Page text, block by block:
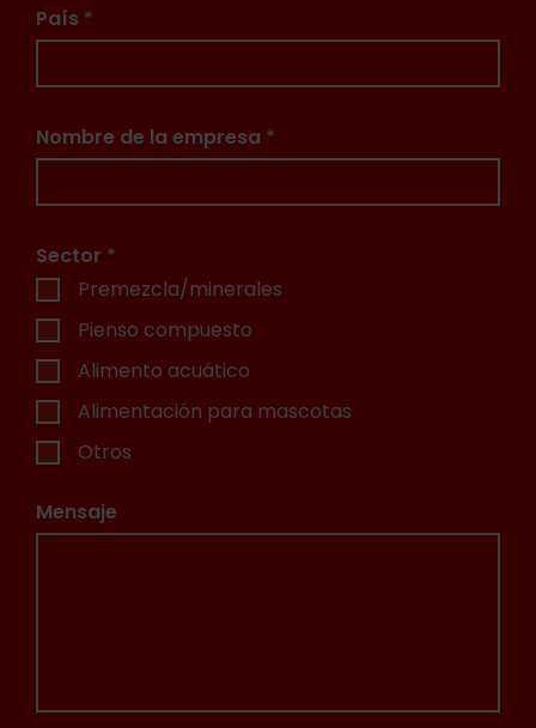
País *
Nombre de la empresa *
Sector *
Premezcla/minerales
Pienso compuesto
Alimento acuático
Alimentación para mascotas
Otros
Mensaje